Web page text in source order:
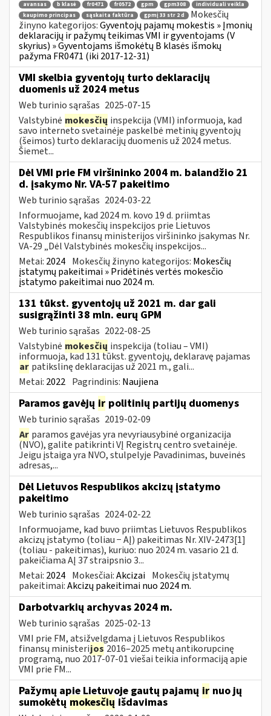
avansas b klasė fr0471 fr0572 gpm gpm308
individuali veikla
kaupimo principas
sąskaita faktūra gpmį 33 str 2 d
Mokesčių
žinyno kategorijos:Gyventojų pajamų mokestis » Įmonių
deklaracijų ir pažymų teikimas VMI ir gyventojams (V
skyrius) » Gyventojams išmokėtų B klasės išmokų
pažyma FR0471 (iki 2017-12-31)
VMI skelbia gyventojų turto deklaracijų
duomenis už 2024 metus
Web turinio sąrašas 2025-07-15
Valstybinė mokesčių inspekcija (VMI) informuoja, kad
savo interneto svetainėje paskelbė metinių gyventojų
(šeimos) turto deklaracijų duomenis už 2024 metus.
Šiemet...
Dėl VMI prie FM viršininko 2004 m. balandžio 21
d. įsakymo Nr. VA-57 pakeitimo
Web turinio sąrašas 2024-03-22
Informuojame, kad 2024 m. kovo 19 d. priimtas
Valstybinės mokesčių inspekcijos prie Lietuvos
Respublikos finansų ministerijos viršininko įsakymas Nr.
VA-29 „Dėl Valstybinės mokesčių inspekcijos...
Metai: 2024 Mokesčių žinyno kategorijos: Mokesčių
įstatymų pakeitimai » Pridėtinės vertės mokesčio
įstatymo pakeitimai nuo 2024 m.
131 tūkst. gyventojų už 2021 m. dar gali
susigrąžinti 38 mln. eurų GPM
Web turinio sąrašas 2022-08-25
Valstybinė mokesčių inspekcija (toliau – VMI)
informuoja, kad 131 tūkst. gyventojų, deklaravę pajamas
ar patikslinę deklaracijas už 2021 m., gali...
Metai: 2022 Pagrindinis: Naujiena
Paramos gavėjų ir politinių partijų duomenys
Web turinio sąrašas 2019-02-09
Ar paramos gavėjas yra nevyriausybinė organizacija
(NVO), galite patikrinti VĮ Registrų centro svetainėje.
Jeigu įstaiga yra NVO, stulpelyje Pavadinimas, buveinės
adresas,...
Dėl Lietuvos Respublikos akcizų įstatymo
pakeitimo
Web turinio sąrašas 2024-02-22
Informuojame, kad buvo priimtas Lietuvos Respublikos
akcizų įstatymo (toliau − AĮ) pakeitimas Nr. XIV-2473[1]
(toliau - pakeitimas), kuriuo: nuo 2024 m. vasario 21 d.
pakeičiama AĮ 37 straipsnio 3...
Metai: 2024 Mokesčiai:Akcizai Mokesčių įstatymų
pakeitimai:Akcizų pakeitimai nuo 2024 m.
Darbotvarkių archyvas 2024 m.
Web turinio sąrašas 2025-02-13
VMI prie FM, atsižvelgdama į Lietuvos Respublikos
finansų ministerijos 2016–2025 metų antikorupcinę
programą, nuo 2017-07-01 viešai teikia informaciją apie
VMI prie FM...
Pažymų apie Lietuvoje gautų pajamų ir nuo jų
sumokėtų mokesčių išdavimas